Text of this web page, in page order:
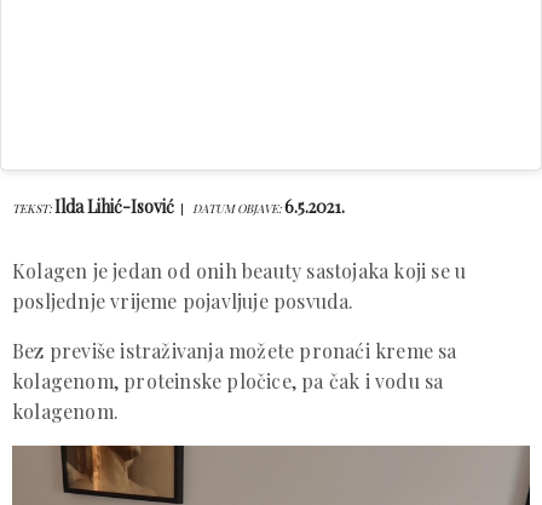
TEKST:Ilda Lihić-Isović DATUM OBJAVE:6.5.2021.
Kolagen je jedan od onih beauty sastojaka koji se u
posljednje vrijeme pojavljuje posvuda.
Bez previše istraživanja možete pronaći kreme sa
kolagenom, proteinske pločice, pa čak i vodu sa
kolagenom.